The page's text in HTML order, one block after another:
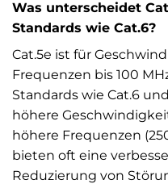
Was unterscheidet
Standards wie Cat.6?
Cat.5e ist für
Frequenzen bis 100
Standards wie Cat.6
höhere
höhere Frequenzen
bieten oft eine
Reduzierung von